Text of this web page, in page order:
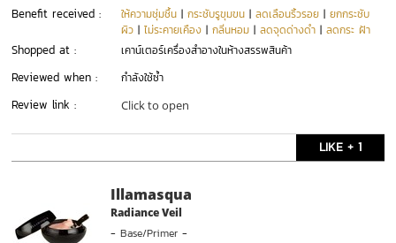
Benefit received :
ให้ความชุ่มชื้น |กระชับรูขุมขน |ลดเลือนริ้วรอย |ยกกระชับ
ผิว |ไม่ระคายเคือง |กลิ่นหอม |ลดจุดด่างดำ |ลดกระ ฝ้า
Shopped at : เคาน์เตอร์เครื่องสำอางในห้างสรรพสินค้า
Reviewed when : กำลังใช้ซ้ำ
Review link : Click to open
LIKE + 1
Illamasqua
Radiance Veil
-Base/Primer -